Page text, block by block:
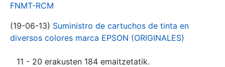
FNMT-RCM
(19-06-13) Suministro de cartuchos de tinta en
diversos colores marca EPSON (ORIGINALES)
11 - 20 erakusten 184 emaitzetatik.